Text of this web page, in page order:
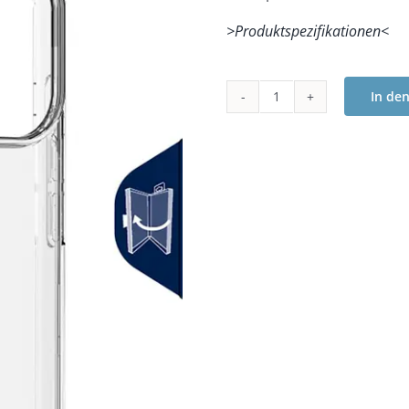
>Produktspezifikationen<
Cellularline
In